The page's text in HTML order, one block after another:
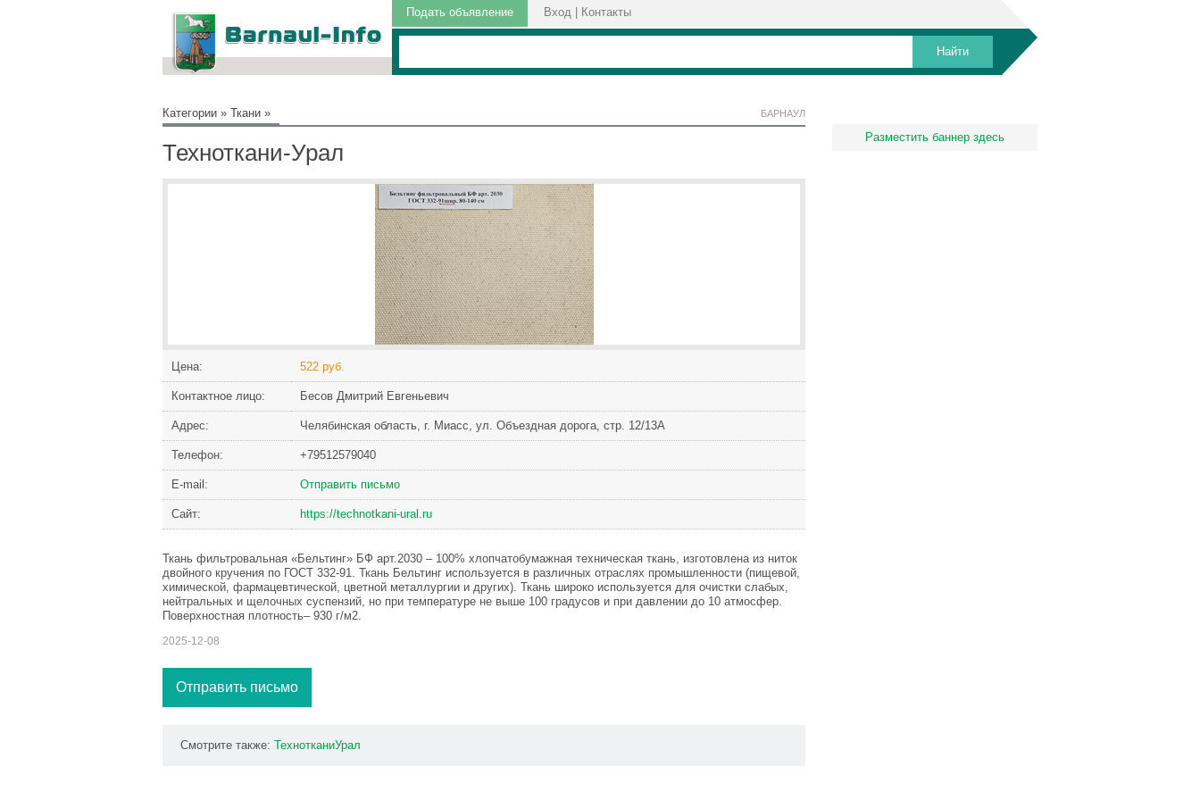
Подать объявление Вход Контакты
Категории » Ткани » БАРНАУЛ
Техноткани-Урал
Цена: 522 руб.
Контактное лицо: Бесов Дмитрий Евгеньевич
Адрес: Челябинская область, г. Миасс, ул. Объездная дорога, стр. 12/13А
Телефон: +79512579040
Е-mail: Отправить письмо
Сайт: https://technotkani-ural.ru
Ткань фильтровальная «Бельтинг» БФ арт.2030 – 100% хлопчатобумажная техническая ткань, изготовлена из ниток
двойного кручения по ГОСТ 332-91. Ткань Бельтинг используется в различных отраслях промышленности (пищевой,
химической, фармацевтической, цветной металлургии и других). Ткань широко используется для очистки слабых,
нейтральных и щелочных суспензий, но при температуре не выше 100 градусов и при давлении до 10 атмосфер.
Поверхностная плотность– 930 г/м2.
2025-12-08
Отправить письмо
Смотрите также: ТехнотканиУрал
Разместить баннер здесь